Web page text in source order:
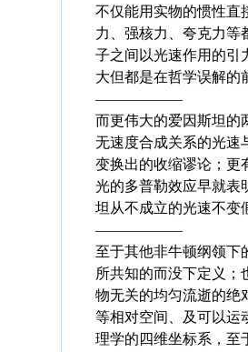
不仅能用实物的惯性直
力、强核力、夸克力等
子之间以光速作用的引
大但都是在哲学误解的
——————
而更伟大的爱因斯坦的
无速度合成关系的光速
变换出的收缩谬论；更
光的多普勒效应早就表
坦从不成立的光速不变
——————
至于其他非牛顿纲领下
所共知的而没下定义；
物无关的均匀流逝的绝
等相对空间、及可以运
理学的四维坐标系，至